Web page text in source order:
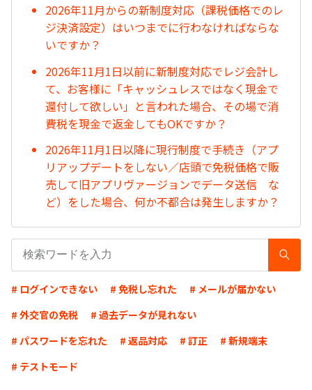
2026年11月からの新制度対応（課税価格でのレ
ジ決済設定）はいつまでに行わなければならな
いですか？
2026年11月1日以前に新制度対応でレジ会計し
て、お客様に「キャッシュレスではなく現金で
還付して欲しい」と言われた場合、その場で消
費税を現金で返金してもOKですか？
2026年11月1日以降に現行制度で手続き（アプ
リアップデートをしない／店頭で免税価格で販
売して旧アプリヴァージョンでデータ送信 な
ど）をした場合、何か不都合は発生しますか？
# ログインできない # 免税し忘れた
# メールが届かない
# 外交官の免税
# 過去データが見れない
# パスワードを忘れた
# 返品対応 # 訂正
# 新規端末
# テストモード